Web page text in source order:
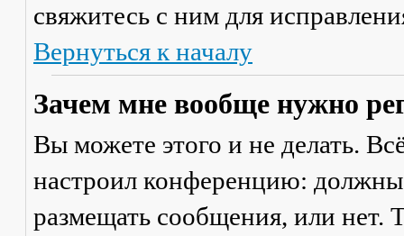
свяжитесь с ним для
Вернуться к началу
Зачем мне вообще нужно
Вы можете этого и не делать.
настроил конференцию: должны
размещать сообщения, или нет.